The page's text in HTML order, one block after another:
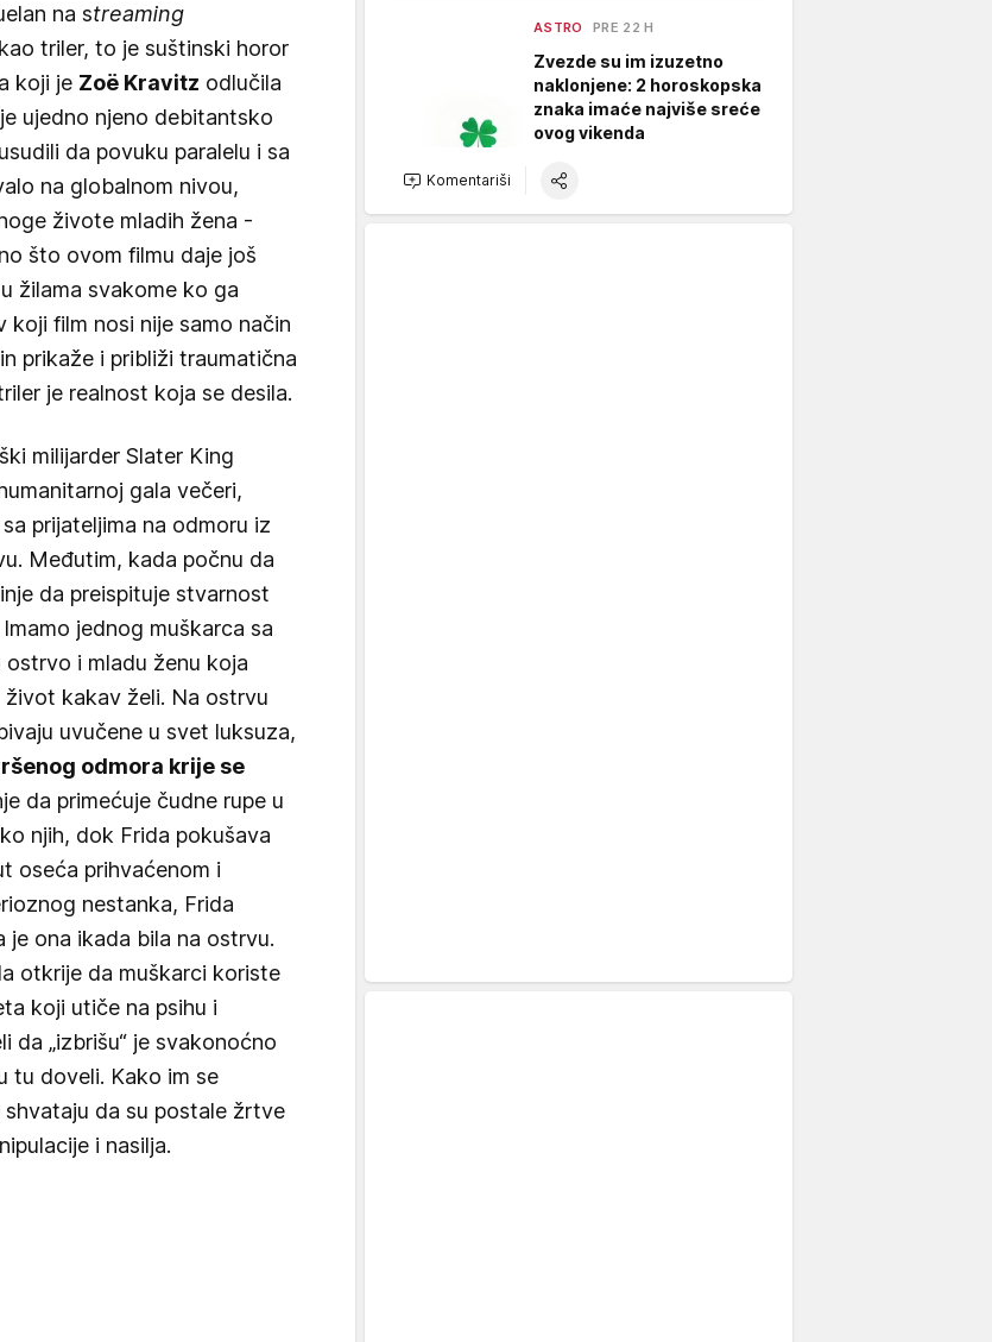
na streaming
triler, to je suštinski horor
koji je Zoë Kravitz odlučila
ujedno njeno debitantsko
da povuku paralelu i sa
na globalnom nivou,
živote mladih žena -
što ovom filmu daje još
žilama svakome ko ga
film nosi nije samo način
prikaže i približi traumatična
je realnost koja se desila.
milijarder Slater King
gala večeri,
prijateljima na odmoru iz
Međutim, kada počnu da
da preispituje stvarnost
jednog muškarca sa
i mladu ženu koja
kakav želi. Na ostrvu
uvučene u svet luksuza,
odmora krije se
da primećuje čudne rupe u
njih, dok Frida pokušava
oseća prihvaćenom i
nestanka, Frida
je ona ikada bila na ostrvu.
otkrije da muškarci koriste
koji utiče na psihu i
da „izbrišu“ je svakonoćno
tu doveli. Kako im se
da su postale žrtve
i nasilja.
ASTRO PRE 22 H
Zvezde su im izuzetno
naklonjene: 2 horoskopska
znaka imaće najviše sreće
ovog vikenda
Komentariši